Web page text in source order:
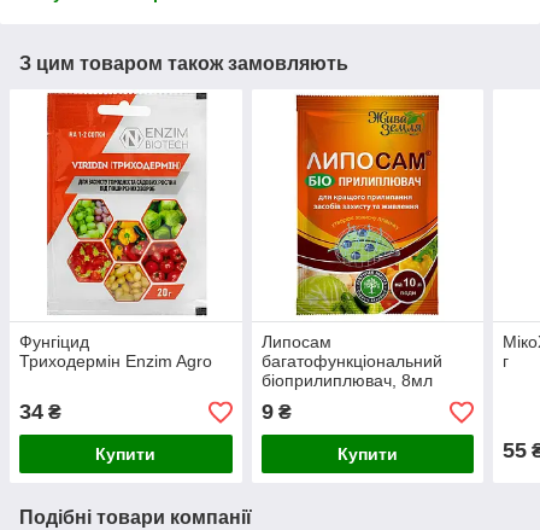
З цим товаром також замовляють
Фунгіцид
Триходермін Enzim Agro
34 ₴
Купити
Липосам
багатофункціональний
біоприлиплювач, 8мл
9₴
Купити
г
55
Подібні товари компанії